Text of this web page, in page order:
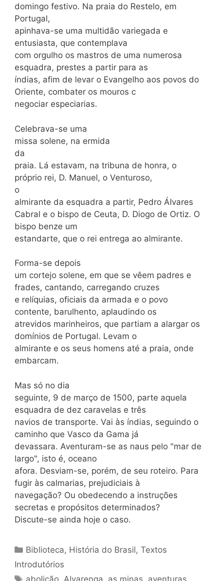
domingo festivo. Na praia do Restelo, em
Portugal,
apinhava-se uma multidão variegada e
entusiasta, que contemplava
com orgulho os mastros de uma numerosa
esquadra, prestes a partir para as
índias, afim de levar o Evangelho aos povos do
Oriente, combater os mouros c
negociar especiarias.
Celebrava-se uma
missa solene, na ermida
da
praia. Lá estavam, na tribuna de honra, o
próprio rei, D. Manuel, o Venturoso,
o
almirante da esquadra a partir, Pedro Álvares
Cabral e o bispo de Ceuta, D. Diogo de Ortiz. O
bispo benze um
estandarte, que o rei entrega ao almirante.
Forma-se depois
um cortejo solene, em que se vêem padres e
frades, cantando, carregando cruzes
e relíquias, oficiais da armada e o povo
contente, barulhento, aplaudindo os
atrevidos marinheiros, que partiam a alargar os
domínios de Portugal. Levam o
almirante e os seus homens até a praia, onde
embarcam.
Mas só no dia
seguinte, 9 de março de 1500, parte aquela
esquadra de dez caravelas e três
navios de transporte. Vai às índias, seguindo o
caminho que Vasco da Gama já
devassara. Aventuram-se as naus pelo "mar de
largo", isto é, oceano
afora. Desviam-se, porém, de seu roteiro. Para
fugir às calmarias, prejudiciais à
navegação? Ou obedecendo a instruções
secretas e propósitos determinados?
Discute-se ainda hoje o caso.
Categorias
Biblioteca, História do Brasil,Textos
Introdutórios
Tags
abolição Alvarenga as minas aventuras